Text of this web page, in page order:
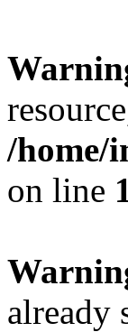
/home/
on line
already